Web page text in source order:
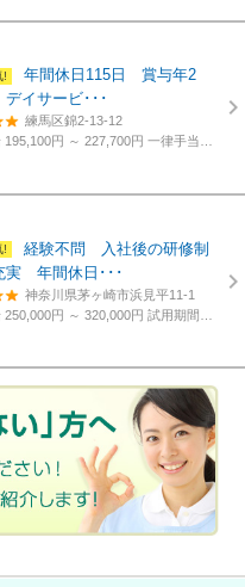
年間休日115日 賞与年2
イサービ･･･
練馬区錦2-13-12
195,100円 ～ 227,700円一律手当含む、経験・資格考慮
経験不問 入社後の研修制
実 年間休日･･･
神奈川県茅ヶ崎市浜見平11-1
250,000円 ～ 320,000円試用期間あり。3カ月～4カ月。